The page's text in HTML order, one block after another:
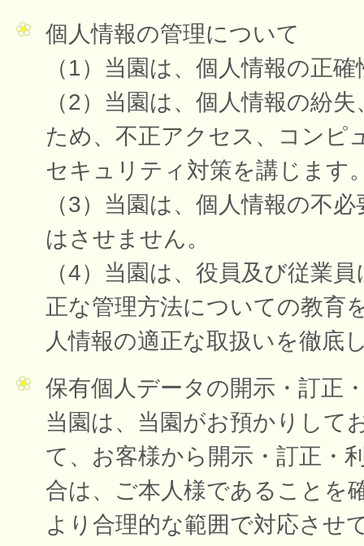
個人情報の管理について
（1）当園は、個人情報の正
（2）当園は、個人情報の紛
ため、不正アクセス、コンピ
セキュリティ対策を講じます
（3）当園は、個人情報の不
はさせません。
（4）当園は、役員及び従業
正な管理方法についての教育
人情報の適正な取扱いを徹底
保有個人データの開示・訂正
当園は、当園がお預かりして
て、お客様から開示・訂正・
合は、ご本人様であることを
より合理的な範囲で対応させ